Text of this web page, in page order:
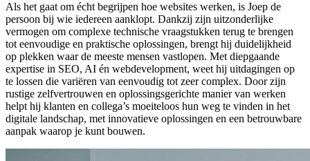
Als het gaat om écht begrijpen hoe websites werken, is Joep de
persoon bij wie iedereen aanklopt. Dankzij zijn uitzonderlijke
vermogen om complexe technische vraagstukken terug te brengen
tot eenvoudige en praktische oplossingen, brengt hij duidelijkheid
op plekken waar de meeste mensen vastlopen. Met diepgaande
expertise in SEO, AI én webdevelopment, weet hij uitdagingen op
te lossen die variëren van eenvoudig tot zeer complex. Door zijn
rustige zelfvertrouwen en oplossingsgerichte manier van werken
helpt hij klanten en collega’s moeiteloos hun weg te vinden in het
digitale landschap, met innovatieve oplossingen en een betrouwbare
aanpak waarop je kunt bouwen.